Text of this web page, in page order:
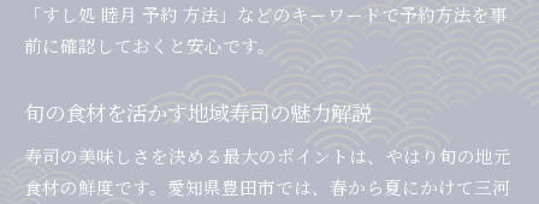
「すし処 睦月 予約 方法」などのキーワードで予約方法を事
前に確認しておくと安心です。
旬の食材を活かす地域寿司の魅力解説
寿司の美味しさを決める最大のポイントは、やはり旬の地元
食材の鮮度です。愛知県豊田市では、春から夏にかけて三河